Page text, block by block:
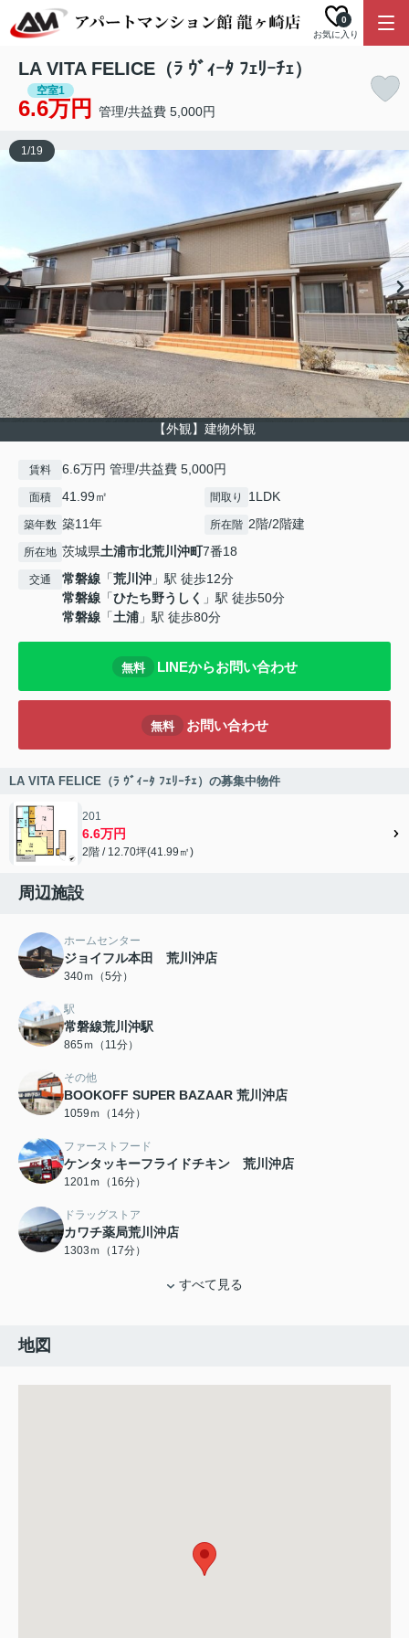
お気に入り
0
LA VITA FELICE（ﾗ ｳﾞｨｰﾀ ﾌｪﾘｰﾁｪ）
空室1
6.6万円 管理/共益費 5,000円
【外観】建物外観
1/19
賃料 6.6万円 管理/共益費 5,000円
面積 41.99㎡ 間取り 1LDK
築年数 築11年 所在階 2階/2階建
所在地 茨城県土浦市北荒川沖町7番18
交通 常磐線 「荒川沖 」駅 徒歩12分
常磐線 「ひたち野うしく 」駅 徒歩50分
常磐線 「土浦 」駅 徒歩80分
無料 LINEからお問い合わせ
無料 お問い合わせ
LA VITA FELICE（ﾗ ｳﾞｨｰﾀ ﾌｪﾘｰﾁｪ）の募集中物件
201
6.6万円
2階 / 12.70坪(41.99㎡)
周辺施設
ホームセンター
ジョイフル本田 荒川沖店
340ｍ（5分）
駅
常磐線荒川沖駅
865ｍ（11分）
その他
BOOKOFF SUPER BAZAAR 荒川沖店
1059ｍ（14分）
ファーストフード
ケンタッキーフライドチキン 荒川沖店
1201ｍ（16分）
ドラッグストア
カワチ薬局荒川沖店
1303ｍ（17分）
すべて見る
地図